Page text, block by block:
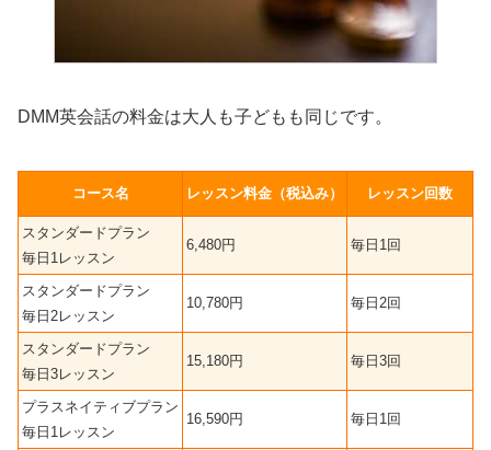
DMM英会話の料金は大人も子どもも同じです。
コース名 レッスン料金（税込み） レッスン回数
スタンダードプラン
毎日1レッスン
6,480円 毎日1回
スタンダードプラン
毎日2レッスン
10,780円 毎日2回
スタンダードプラン
毎日3レッスン
15,180円 毎日3回
プラスネイティブプラン
毎日1レッスン
16,590円 毎日1回